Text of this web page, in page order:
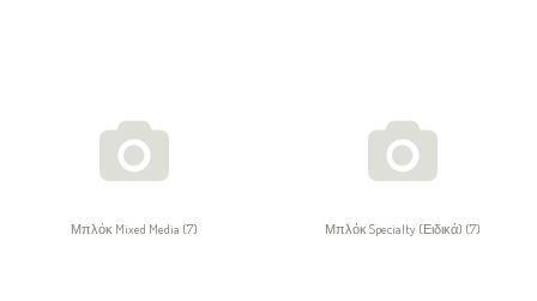
Μπλόκ Mixed Media (7) Μπλόκ Specialty (Ειδικά) (7)